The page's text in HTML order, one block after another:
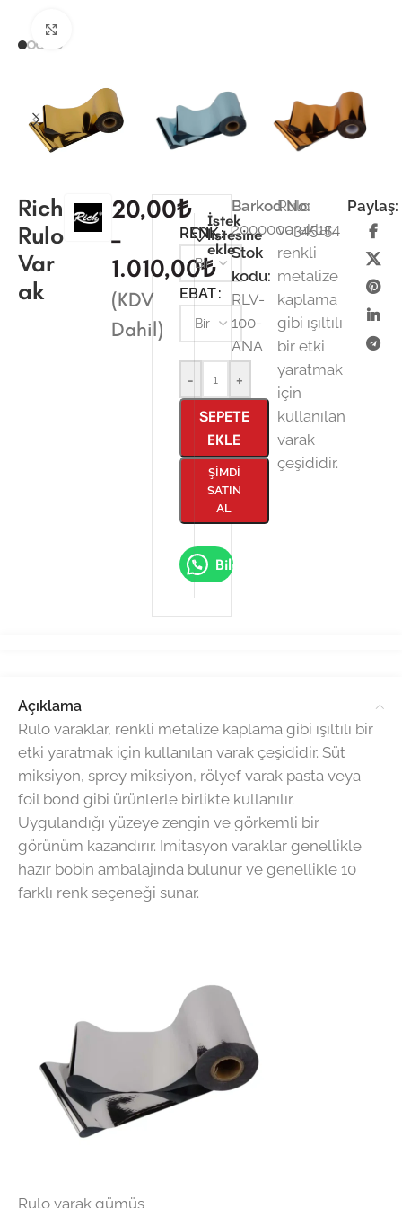
Rich
Rulo
Var
ak
20,00₺
–
1.010,00₺
(KDV
Dahil)
RENK
EBAT
- +
SEPETE
EKLE
ŞIMDI
SATIN
AL
Bilgi Al
İstek
listesine
ekle
Barkod No:
2000000345154
Stok
kodu:
RLV-
100-
ANA
Rulo
varaklar,
renkli
metalize
kaplama
gibi ışıltılı
bir etki
yaratmak
için
kullanılan
varak
çeşididir.
Paylaş:
Açıklama
Rulo varaklar, renkli metalize kaplama gibi ışıltılı bir
etki yaratmak için kullanılan varak çeşididir. Süt
miksiyon, sprey miksiyon, rölyef varak pasta veya
foil bond gibi ürünlerle birlikte kullanılır.
Uygulandığı yüzeye zengin ve görkemli bir
görünüm kazandırır. Imitasyon varaklar genellikle
hazır bobin ambalajında bulunur ve genellikle 10
farklı renk seçeneği sunar.
Rulo varak gümüş